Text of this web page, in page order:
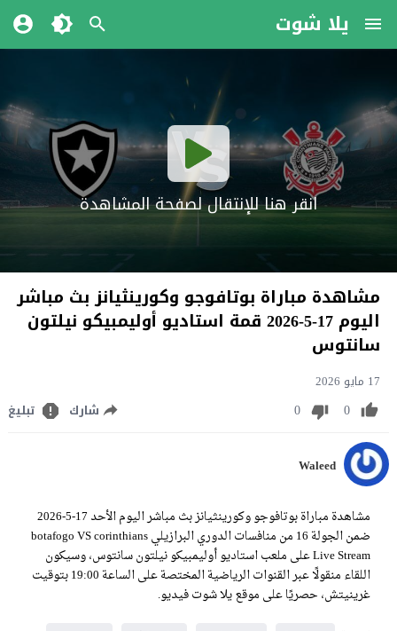
يلا شوت
انقر هنا للإنتقال لصفحة المشاهدة
مشاهدة مباراة بوتافوجو وكورينثيانز بث مباشر
اليوم 17-5-2026 قمة استاديو أوليمبيكو نيلتون
سانتوس
17 مايو 2026
0
0 شارك تبليغ
Waleed
مشاهدة مباراة بوتافوجو وكورينثيانز بث مباشر اليوم الأحد 17-5-2026
ضمن الجولة 16 من منافسات الدوري البرازيلي botafogo VS corinthians
Live Stream على ملعب استاديو أوليمبيكو نيلتون سانتوس، وسيكون
اللقاء منقولًا عبر القنوات الرياضية المختصة على الساعة 19:00 بتوقيت
غرينيتش، حصريًا على موقع يلا شوت فيديو.